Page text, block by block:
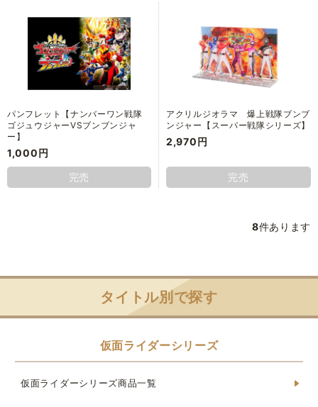
パンフレット【ナンバーワン戦隊
ゴジュウジャーVSブンブンジャ
ー】
1,000円
完売
アクリルジオラマ 爆上戦隊ブンブ
ンジャー【スーパー戦隊シリーズ】
2,970円
完売
8件あります
タイトル別で探す
仮面ライダーシリーズ
仮面ライダーシリーズ商品一覧